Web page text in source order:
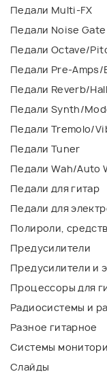
Педали Multi-FX
Педали Noise Gate
Педали Octave/
Педали Pre-
Педали Reverb/Hall
Педали Synth/
Педали Tremolo/
Педали Tuner
Педали Wah/Auto
Педали для гитар
Педали для
Полироли,
Предусилители
Предусилители и
Процессоры для
Радиосистемы и
Разное гитарное
Системы
Слайды